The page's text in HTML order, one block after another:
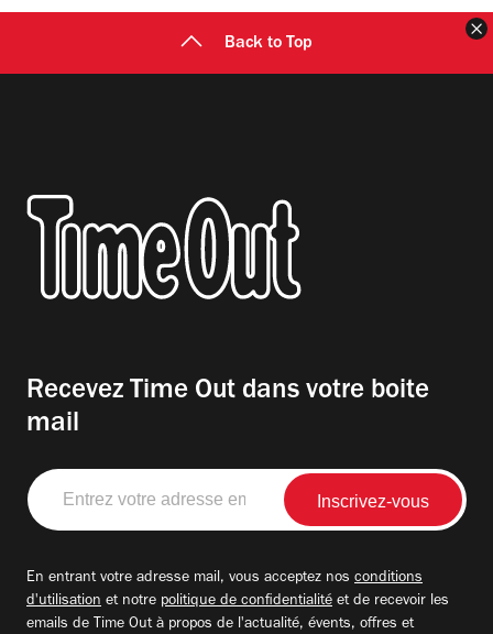
Back to Top
Recevez Time Out dans votre boite
mail
Entrez
votre
adresse
En entrant votre adresse mail, vous acceptez nos conditions
d'utilisation et notre politique de confidentialité et de recevoir les
emails de Time Out à propos de l'actualité, évents, offres et